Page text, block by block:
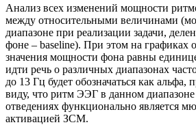
Анализ всех изменений мощности
между относительными величинами
диапазоне при реализации задачи,
фоне – baseline). При этом на графиках
значения мощности фона равны
идти речь о различных диапазонах
до 13 Гц будет обозначаться как альфа,
виду, что ритм ЭЭГ в данном
отведениях функционально является
активацией ЗСМ.